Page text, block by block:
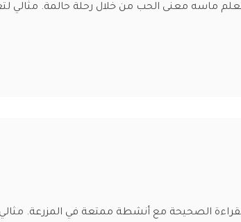
ماسه معنى الحب من خلال رحلة حالمة. مثالي
الصحيحة مع أنشطة ممتعة في المزرعة. مثالي